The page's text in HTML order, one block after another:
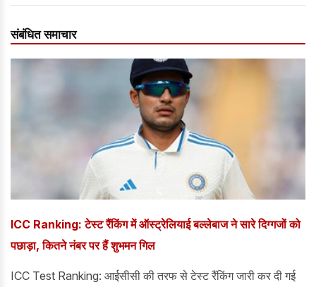
संबंधित समाचार
ICC Ranking: टेस्ट रैंकिंग में ऑस्ट्रेलियाई बल्लेबाज ने सारे दिग्गजों को
पछाड़ा, कितने नंबर पर हैं शुभमन गिल
ICC Test Ranking: आईसीसी की तरफ से टेस्ट रैंकिंग जारी कर दी गई